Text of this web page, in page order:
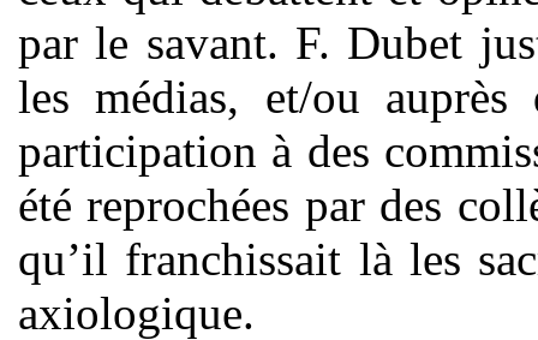
par le savant. F. Dubet
les médias, et/ou auprès
participation à des
été reprochées par des
qu’il franchissait là les
axiologique.